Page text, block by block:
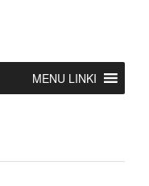
MENU LINKI